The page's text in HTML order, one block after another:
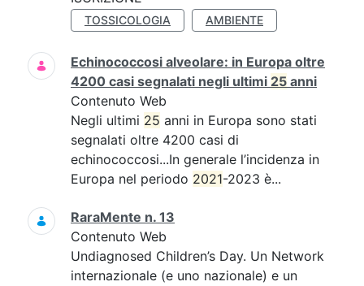
TOSSICOLOGIA AMBIENTE
Echinococcosi alveolare: in Europa oltre
4200 casi segnalati negli ultimi 25 anni
Contenuto Web
Negli ultimi 25 anni in Europa sono stati
segnalati oltre 4200 casi di
echinococcosi...In generale l’incidenza in
Europa nel periodo 2021-2023 è...
RaraMente n. 13
Contenuto Web
Undiagnosed Children’s Day. Un Network
internazionale (e uno nazionale) e un